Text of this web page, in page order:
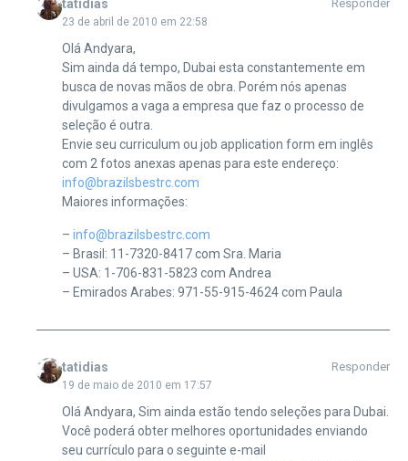
tatidias
23 de abril de 2010 em 22:58
Responder
Olá Andyara,
Sim ainda dá tempo, Dubai esta constantemente em
busca de novas mãos de obra. Porém nós apenas
divulgamos a vaga a empresa que faz o processo de
seleção é outra.
Envie seu curriculum ou job application form em inglês
com 2 fotos anexas apenas para este endereço:
info@brazilsbestrc.com
Maiores informações:
– info@brazilsbestrc.com
– Brasil: 11-7320-8417 com Sra. Maria
– USA: 1-706-831-5823 com Andrea
– Emirados Arabes: 971-55-915-4624 com Paula
tatidias
19 de maio de 2010 em 17:57
Responder
Olá Andyara, Sim ainda estão tendo seleções para Dubai.
Você poderá obter melhores oportunidades enviando
seu currículo para o seguinte e-mail